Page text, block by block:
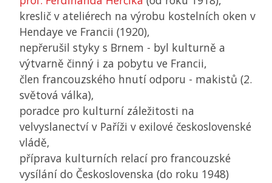
kreslič v ateliérech na výrobu kostelních oken v
Hendaye ve Francii (1920),
nepřerušil styky s Brnem - byl kulturně a
výtvarně činný i za pobytu ve Francii,
člen francouzského hnutí odporu - makistů (2.
světová válka),
poradce pro kulturní záležitosti na
velvyslanectví v Paříži v exilové československé
vládě,
příprava kulturních relací pro francouzské
vysílání do Československa (do roku 1948)